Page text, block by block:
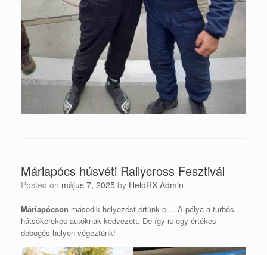
Máriapócs húsvéti Rallycross Fesztivál
Posted on május 7, 2025 by HeldRX Admin
Máriapócson második helyezést értünk el. . A pálya a turbós
hátsókerekes autóknak kedvezett. De így is egy értékes
dobogós helyen végeztünk!